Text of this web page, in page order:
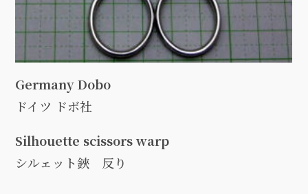
Germany Dobo
ドイツ ドボ社
Silhouette scissors warp
シルェット鋏 反り